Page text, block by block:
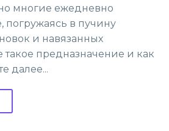
многие ежедневно
погружаясь в пучину
и навязанных
такое предназначение и как
далее...